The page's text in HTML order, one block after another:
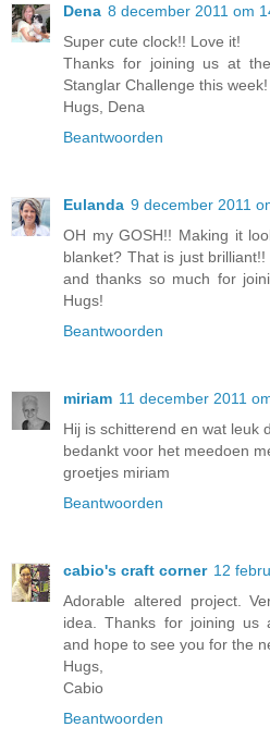
Dena 8 december 2011 om
Super cute clock!! Love it!
Thanks for joining us at
Stanglar Challenge this week!
Hugs, Dena
Beantwoorden
Eulanda 9 december 2011
OH my GOSH!! Making it
blanket? That is just
and thanks so much for
Hugs!
Beantwoorden
miriam 11 december 2011
Hij is schitterend en wat leuk
bedankt voor het meedoen
groetjes miriam
Beantwoorden
cabio's craft corner 12
Adorable altered project.
idea. Thanks for joining us
and hope to see you for the
Hugs,
Cabio
Beantwoorden